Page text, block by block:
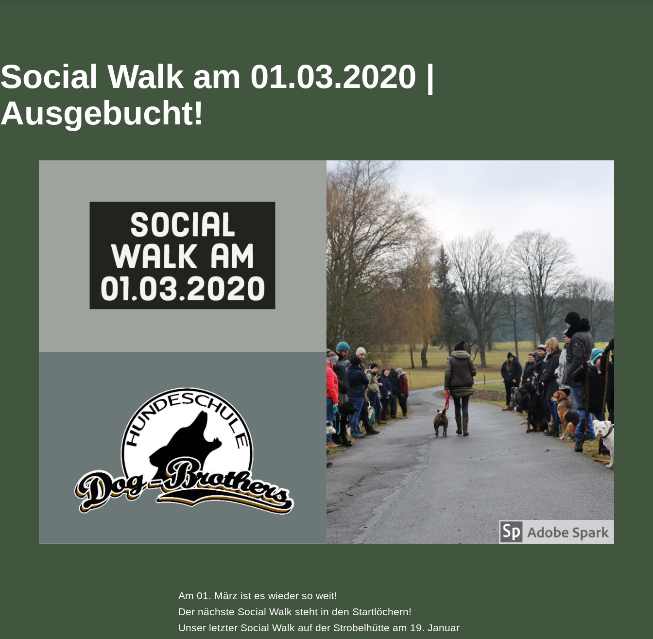
Social Walk am 01.03.2020 |
Ausgebucht!
Am 01. März ist es wieder so weit!
Der nächste Social Walk steht in den Startlöchern!
Unser letzter Social Walk auf der Strobelhütte am 19. Januar